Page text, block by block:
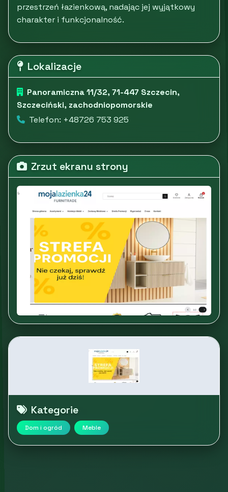
przestrzeń łazienkową, nadając jej wyjątkowy
charakter i funkcjonalność.
Lokalizacje
Panoramiczna 11/32, 71-447 Szczecin,
Szczeciński, zachodniopomorskie
Telefon: +48726 753 925
Zrzut ekranu strony
Kategorie
Dom i ogród Meble